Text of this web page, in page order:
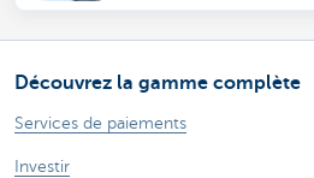
Découvrez la gamme complète
Services de paiements
Investir